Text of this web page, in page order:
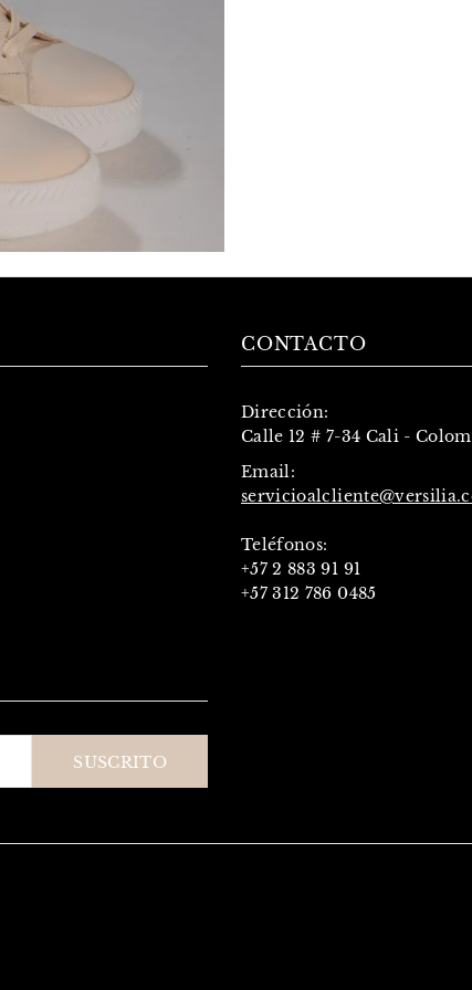
CONTACTO
Dirección:
Calle 12 # 7-34 Cali -
Email:
Teléfonos:
+57 2 883 91 91
+57 312 786 0485